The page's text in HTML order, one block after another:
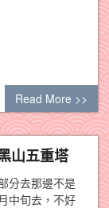
Read More >>
山五重塔
分去那邊不是
中旬去，不好